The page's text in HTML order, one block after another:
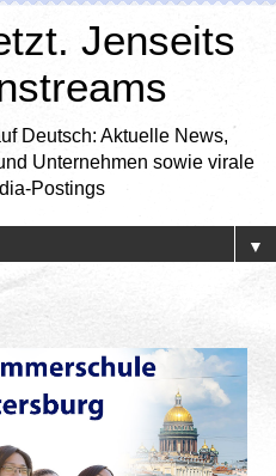
Jenseits
Deutsch: Aktuelle News,
Unternehmen sowie virale
Postings
▼